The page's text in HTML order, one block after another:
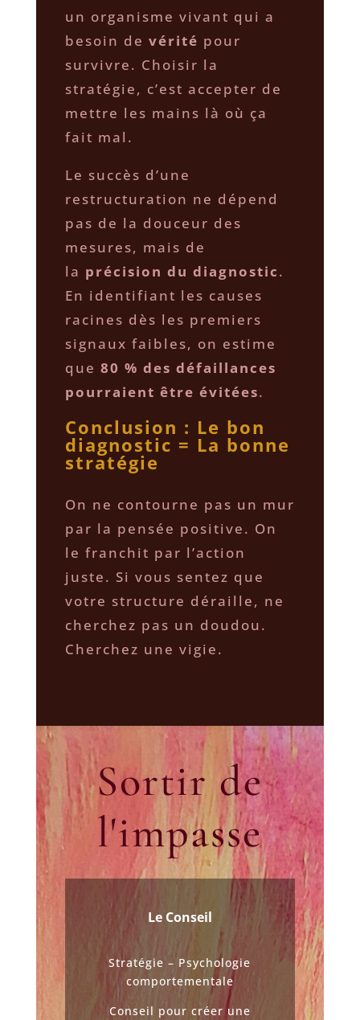
un organisme vivant qui a
besoin de vérité pour
survivre. Choisir la
stratégie, c’est accepter de
mettre les mains là où ça
fait mal.
​Le succès d’une
restructuration ne dépend
pas de la douceur des
mesures, mais de
la précision du diagnostic.
En identifiant les causes
racines dès les premiers
signaux faibles, on estime
que 80 % des défaillances
pourraient être évitées.
Conclusion : Le bon
diagnostic = La bonne
stratégie
​On ne contourne pas un mur
par la pensée positive. On
le franchit par l’action
juste. Si vous sentez que
votre structure déraille, ne
cherchez pas un doudou.
Cherchez une vigie.
Sortir de
l'impasse
Le Conseil
Stratégie – Psychologie
comportementale
Conseil pour créer une